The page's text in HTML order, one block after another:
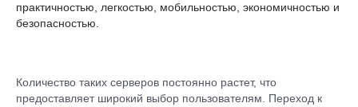
практичностью, легкостью, мобильностью, экономичностью и
безопасностью.
Количество таких серверов постоянно растет, что
предоставляет широкий выбор пользователям. Переход к